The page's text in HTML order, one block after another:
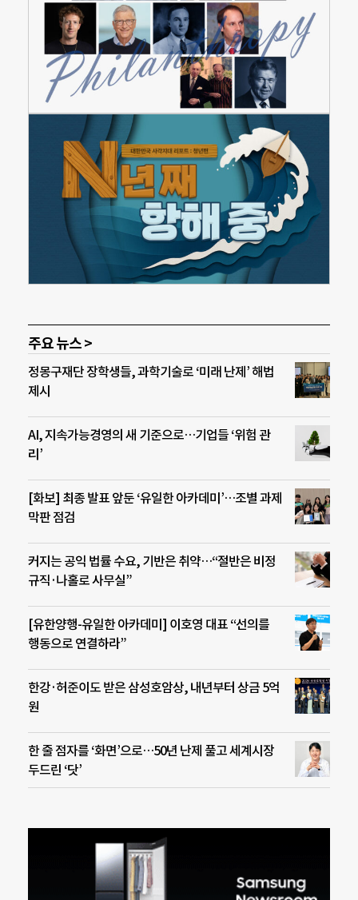
주요 뉴스 >
정몽구재단 장학생들, 과학기술로 ‘미래 난제’ 해법
제시
AI, 지속가능경영의 새 기준으로…기업들 ‘위험 관
리’
[화보] 최종 발표 앞둔 ‘유일한 아카데미’…조별 과제
막판 점검
커지는 공익 법률 수요, 기반은 취약…“절반은 비정
규직·나홀로 사무실”
[유한양행-유일한 아카데미] 이호영 대표 “선의를
행동으로 연결하라”
한강·허준이도 받은 삼성호암상, 내년부터 상금 5억
원
한 줄 점자를 ‘화면’으로…50년 난제 풀고 세계시장
두드린 ‘닷’